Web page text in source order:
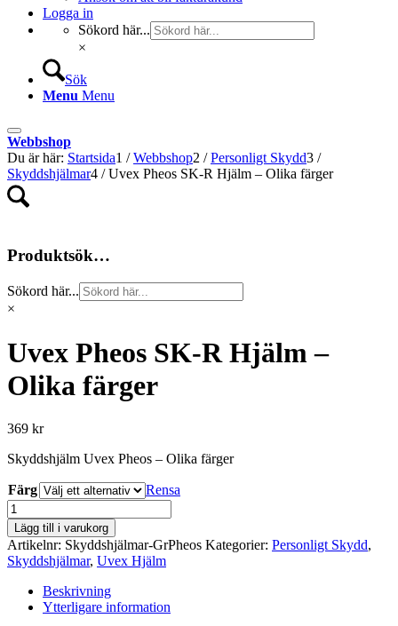
Logga in
Sökord här...
×
Sök
Menu Menu
Webbshop
Du är här: Startsida1 / Webbshop2 / Personligt Skydd3 /
Skyddshjälmar4 / Uvex Pheos SK-R Hjälm – Olika färger
Produktsök…
Sökord här...
×
Uvex Pheos SK-R Hjälm –
Olika färger
369 kr
Skyddshjälm Uvex Pheos – Olika färger
Färg
Rensa
Uvex
Pheos
SK-
R
Hjälm
Olika
Lägg till i varukorg
Artikelnr: Skyddshjälmar-GrPheos Kategorier: Personligt Skydd,
Skyddshjälmar, Uvex Hjälm
Beskrivning
Ytterligare information